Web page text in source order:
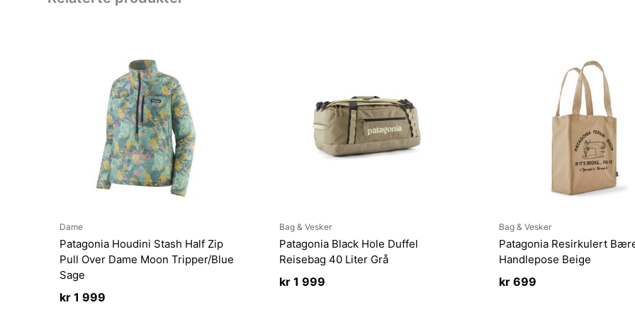
Dame
Patagonia Houdini Stash Half Zip
Pull Over Dame Moon Tripper/Blue
Sage
kr 1 999
Bag & Vesker
Patagonia Black Hole Duffel
Reisebag 40 Liter Grå
kr1 999
Bag & Vesker
Patagonia Resirkulert
Handlepose Beige
kr699